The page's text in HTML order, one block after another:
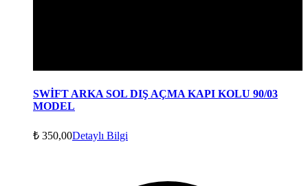
SWİFT ARKA SOL DIŞ AÇMA KAPI KOLU 90/03
MODEL
₺ 350,00Detaylı Bilgi